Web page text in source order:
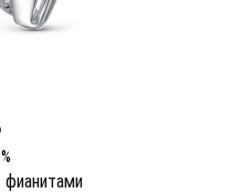
фианитами